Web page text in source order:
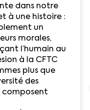
dans notre
à une histoire :
un
morales,
l’humain au
à la CFTC
plus que
des
composent